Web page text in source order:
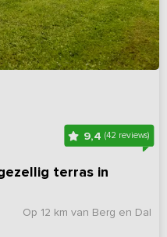
9,4 (42 reviews)
terras in
Op 12 km van Berg en Dal